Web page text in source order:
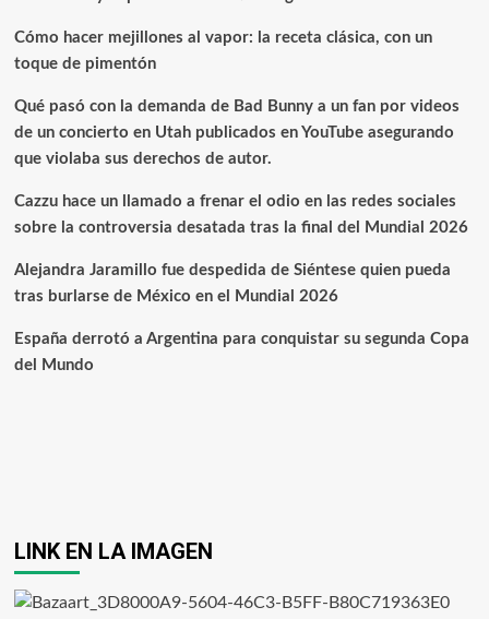
Cómo hacer mejillones al vapor: la receta clásica, con un
toque de pimentón
Qué pasó con la demanda de Bad Bunny a un fan por videos
de un concierto en Utah publicados en YouTube asegurando
que violaba sus derechos de autor.
Cazzu hace un llamado a frenar el odio en las redes sociales
sobre la controversia desatada tras la final del Mundial 2026
Alejandra Jaramillo fue despedida de Siéntese quien pueda
tras burlarse de México en el Mundial 2026
España derrotó a Argentina para conquistar su segunda Copa
del Mundo
LINK EN LA IMAGEN